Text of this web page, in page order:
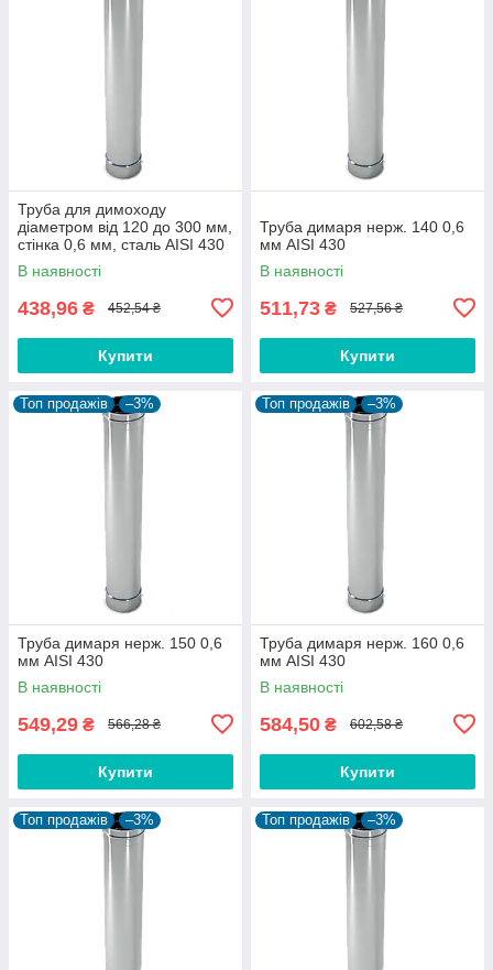
Труба для димоходу
діаметром від 120 до 300 мм,
стінка 0,6 мм, сталь AISI 430
В наявності
438,96 ₴ 452,54 ₴
Купити
Труба димаря нерж. 140 0,6
мм AISI 430
В наявності
511,73 ₴ 527,56 ₴
Купити
Топ продажів –3%
Труба димаря нерж. 150 0,6
мм AISI 430
В наявності
549,29 ₴ 566,28 ₴
Купити
Топ продажів –3%
Труба димаря нерж. 160 0,6
мм AISI 430
В наявності
584,50 ₴ 602,58 ₴
Купити
Топ продажів –3% Топ продажів –3%